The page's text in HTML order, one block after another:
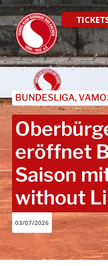
BUNDESLIGA,
eröffnet
Saison
without
03/07/2026